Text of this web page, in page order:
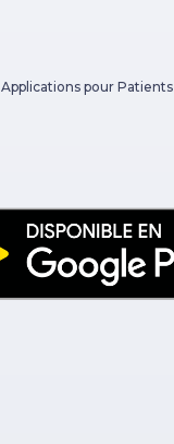
Applications pour Patients